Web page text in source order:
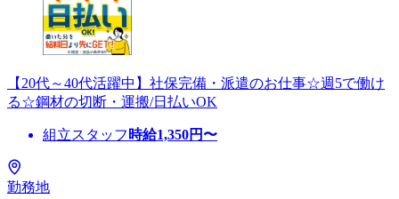
【20代～40代活躍中】社保完備・派遣のお仕事☆週5で働け
る☆鋼材の切断・運搬/日払いOK
組立スタッフ 時給1,350円〜
勤務地